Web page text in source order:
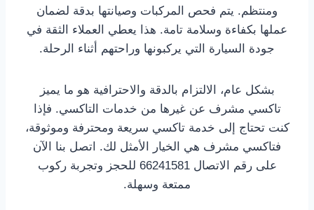
ومنتظم. يتم فحص المركبات وصيانتها بدقة لضمان
عملها بكفاءة وسلامة تامة. هذا يعطي العملاء الثقة في
جودة السيارة التي يركبونها وراحتهم أثناء الرحلة.
بشكل عام، الالتزام بالدقة والاحترافية هو ما يميز
تاكسي مشرف عن غيرها من خدمات التاكسي. فإذا
كنت تحتاج إلى خدمة تاكسي سريعة ومحترفة وموثوقة،
فتاكسي مشرف هي الخيار الأمثل لك. اتصل بنا الآن
على رقم الاتصال 66241581 للحجز وتجربة ركوب
ممتعة وسهلة.